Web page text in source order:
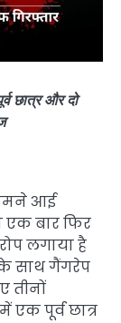
छात्र और दो
आई
एक बार फिर
लगाया है
साथ गैंगरेप
तीनों
एक पूर्व छात्र